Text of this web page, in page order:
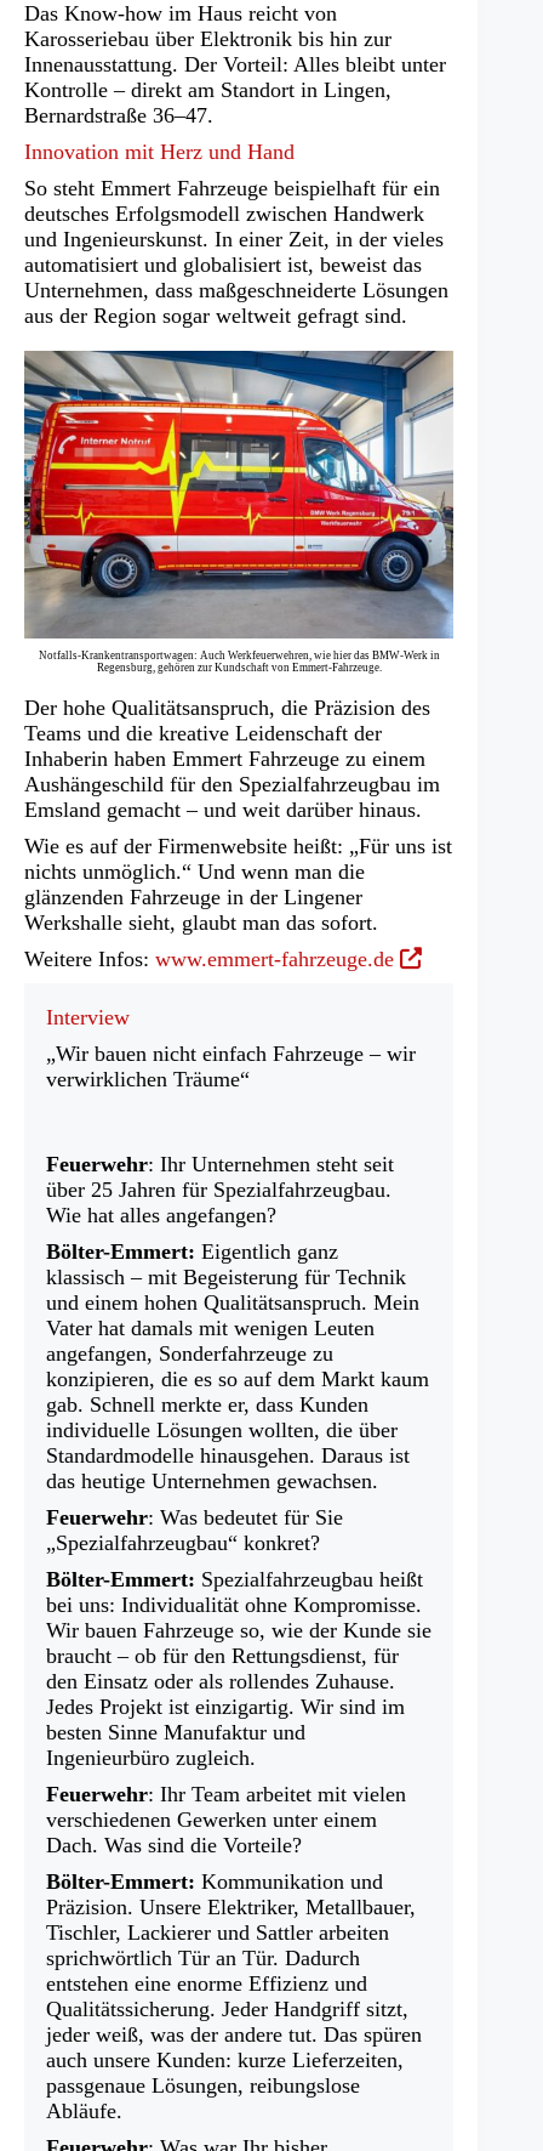
Das Know-how im Haus reicht von
Karosseriebau über Elektronik bis hin zur
Innenausstattung. Der Vorteil: Alles bleibt unter
Kontrolle – direkt am Standort in Lingen,
Bernardstraße 36–47.
Innovation mit Herz und Hand
So steht Emmert Fahrzeuge beispielhaft für ein
deutsches Erfolgsmodell zwischen Handwerk
und Ingenieurskunst. In einer Zeit, in der vieles
automatisiert und globalisiert ist, beweist das
Unternehmen, dass maßgeschneiderte Lösungen
aus der Region sogar weltweit gefragt sind.
Notfalls-Krankentransportwagen: Auch Werkfeuerwehren, wie hier das BMW-Werk in
Regensburg, gehören zur Kundschaft von Emmert-Fahrzeuge.
Der hohe Qualitätsanspruch, die Präzision des
Teams und die kreative Leidenschaft der
Inhaberin haben Emmert Fahrzeuge zu einem
Aushängeschild für den Spezialfahrzeugbau im
Emsland gemacht – und weit darüber hinaus.
Wie es auf der Firmenwebsite heißt: „Für uns ist
nichts unmöglich.“ Und wenn man die
glänzenden Fahrzeuge in der Lingener
Werkshalle sieht, glaubt man das sofort.
Weitere Infos: www.emmert-fahrzeuge.de(Öffnet
Tab)
Interview
„Wir bauen nicht einfach Fahrzeuge – wir
verwirklichen Träume“
Feuerwehr: Ihr Unternehmen steht seit
über 25 Jahren für Spezialfahrzeugbau.
Wie hat alles angefangen?
Bölter-Emmert: Eigentlich ganz
klassisch – mit Begeisterung für Technik
und einem hohen Qualitätsanspruch. Mein
Vater hat damals mit wenigen Leuten
angefangen, Sonderfahrzeuge zu
konzipieren, die es so auf dem Markt kaum
gab. Schnell merkte er, dass Kunden
individuelle Lösungen wollten, die über
Standardmodelle hinausgehen. Daraus ist
das heutige Unternehmen gewachsen.
Feuerwehr: Was bedeutet für Sie
„Spezialfahrzeugbau“ konkret?
Bölter-Emmert: Spezialfahrzeugbau heißt
bei uns: Individualität ohne Kompromisse.
Wir bauen Fahrzeuge so, wie der Kunde sie
braucht – ob für den Rettungsdienst, für
den Einsatz oder als rollendes Zuhause.
Jedes Projekt ist einzigartig. Wir sind im
besten Sinne Manufaktur und
Ingenieurbüro zugleich.
Feuerwehr: Ihr Team arbeitet mit vielen
verschiedenen Gewerken unter einem
Dach. Was sind die Vorteile?
Bölter-Emmert: Kommunikation und
Präzision. Unsere Elektriker, Metallbauer,
Tischler, Lackierer und Sattler arbeiten
sprichwörtlich Tür an Tür. Dadurch
entstehen eine enorme Effizienz und
Qualitätssicherung. Jeder Handgriff sitzt,
jeder weiß, was der andere tut. Das spüren
auch unsere Kunden: kurze Lieferzeiten,
passgenaue Lösungen, reibungslose
Abläufe.